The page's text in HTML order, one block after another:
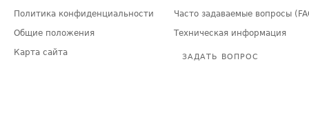
Политика конфиденциальности
Общие положения
Карта сайта
Часто задаваемые вопросы
Техническая информация
ЗАДАТЬ ВОПРОС